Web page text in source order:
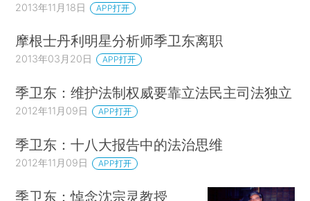
2013年11月18日 APP打开
摩根士丹利明星分析师季卫东离职
2013年03月20日 APP打开
季卫东：维护法制权威要靠立法民主司法独立
2012年11月09日 APP打开
季卫东：十八大报告中的法治思维
2012年11月09日 APP打开
季卫东：悼念沈宗灵教授